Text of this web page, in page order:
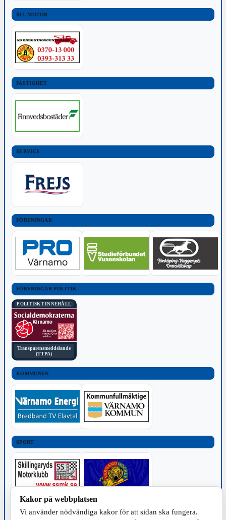
BIL-MOTOR
FASTIGHET
SERVICE
FÖRENINGAR
FÖRENINGAR POLITIK
POLITISKT INNEHÅLL
Transparensmeddelande
(TTPA)
KOMMUNEN
SPORT
TILLVERKNING
Kakor på webbplatsen
Vi använder nödvändiga kakor för att sidan ska fungera.